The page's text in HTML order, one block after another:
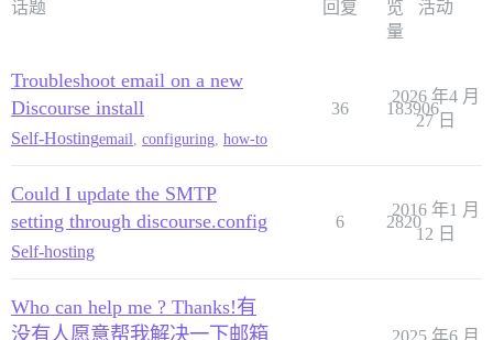
话题 回复
览
量
活动
Troubleshoot email on a new
Discourse install
Self-Hostingemail configuring how-to
36 183906
2026 年4 月
27 日
Could I update the SMTP
setting through discourse.config
Self-hosting
6 2820
2016 年1 月
12 日
Who can help me ? Thanks!有
没有人愿意帮我解决一下邮箱